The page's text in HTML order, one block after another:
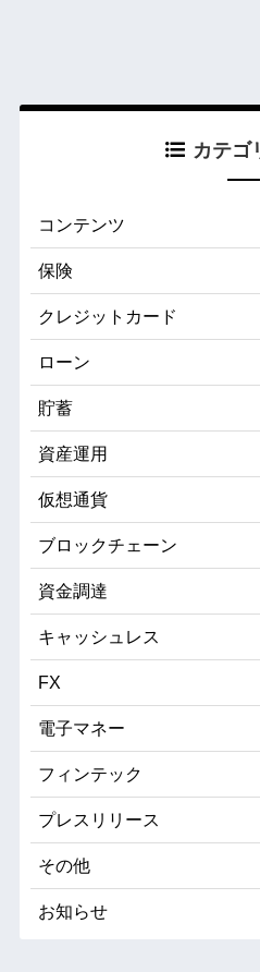
カテゴ
コンテンツ
保険
クレジットカード
ローン
貯蓄
資産運用
仮想通貨
ブロックチェーン
資金調達
キャッシュレス
FX
電子マネー
フィンテック
プレスリリース
その他
お知らせ